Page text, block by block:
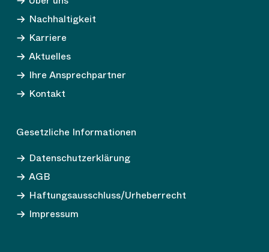
Nachhaltigkeit
Karriere
Aktuelles
Ihre Ansprechpartner
Kontakt
Gesetzliche Informationen
Datenschutzerklärung
AGB
Haftungsausschluss/Urheberrecht
Impressum